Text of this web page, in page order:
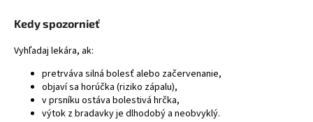
Kedy spozornieť
Vyhľadaj lekára, ak:
pretrváva silná bolesť alebo začervenanie,
objaví sa horúčka (riziko zápalu),
v prsníku ostáva bolestivá hrčka,
výtok z bradavky je dlhodobý a neobvyklý.